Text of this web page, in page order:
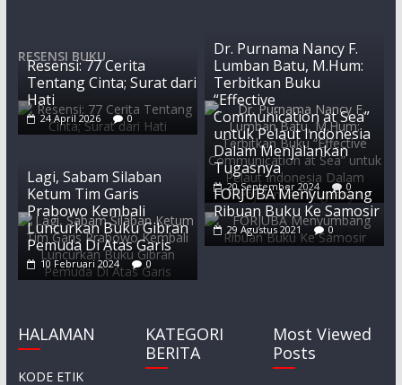
RESENSI BUKU
Resensi: 77 Cerita
Tentang Cinta; Surat dari
Hati
24 April 2026 0
Dr. Purnama Nancy F.
Lumban Batu, M.Hum:
Terbitkan Buku
“Effective
Communication at Sea”
untuk Pelaut Indonesia
Dalam Menjalankan
Tugasnya
20 September 2024 0
Lagi, Sabam Silaban
Ketum Tim Garis
Prabowo Kembali
Luncurkan Buku Gibran
Pemuda Di Atas Garis
10 Februari 2024 0
FORJUBA Menyumbang
Ribuan Buku Ke Samosir
29 Agustus 2021 0
HALAMAN
KODE ETIK
KATEGORI
BERITA
Most Viewed
Posts